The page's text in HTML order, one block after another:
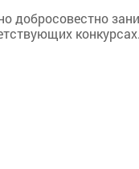
добросовестно
конкурсах.